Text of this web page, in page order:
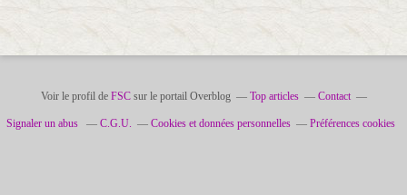
Voir le profil de FSCsur le portail Overblog Top articles Contact
Signaler un abus C.G.U. Cookies et données personnelles Préférences cookies